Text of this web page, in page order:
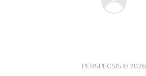
PERSPECSIS © 2026